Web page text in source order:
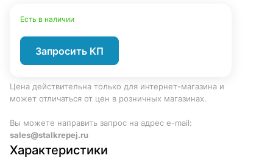
Есть в наличии
Запросить КП
Цена действительна только для интернет-магазина и
может отличаться от цен в розничных магазинах.
Вы можете направить запрос на адрес e-mail:
sales@stalkrepej.ru
Характеристики